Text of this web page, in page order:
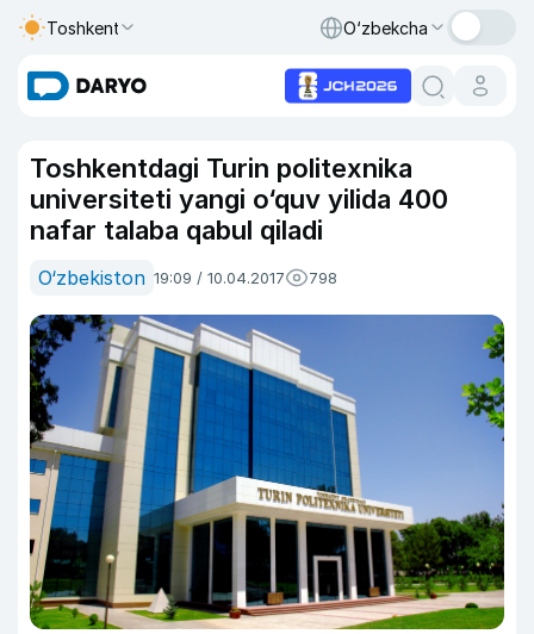
Toshkent O‘zbekcha
Toshkentdagi Turin politexnika
universiteti yangi o‘quv yilida 400
nafar talaba qabul qiladi
O‘zbekiston 19:09 / 10.04.2017 798